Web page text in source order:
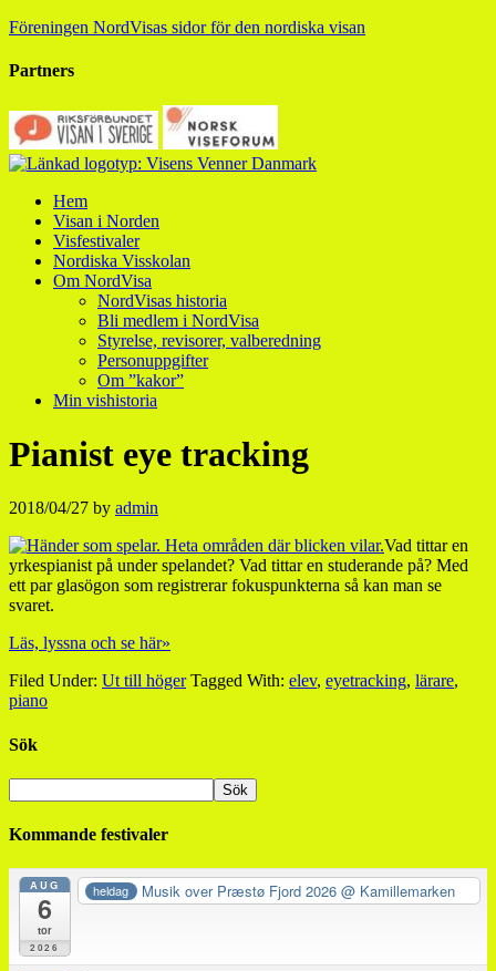
Föreningen NordVisas sidor för den nordiska visan
Partners
Hem
Visan i Norden
Visfestivaler
Nordiska Visskolan
Om NordVisa
NordVisas historia
Bli medlem i NordVisa
Styrelse, revisorer, valberedning
Personuppgifter
Om ”kakor”
Min vishistoria
Pianist eye tracking
2018/04/27 by admin
Vad tittar en
yrkespianist på under spelandet? Vad tittar en studerande på? Med
ett par glasögon som registrerar fokuspunkterna så kan man se
svaret.
Läs, lyssna och se här»
Filed Under: Ut till höger Tagged With: elev, eyetracking, lärare,
piano
Sök
Kommande festivaler
AUG
6
tor
2026
heldag Musik over Præstø Fjord 2026@ Kamillemarken